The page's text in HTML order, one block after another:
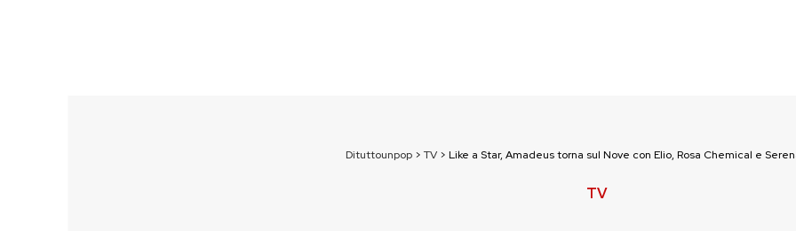
Dituttounpop> TV> Like a Star, Amadeus torna sul Nove con Elio, Rosa Chemical e
TV